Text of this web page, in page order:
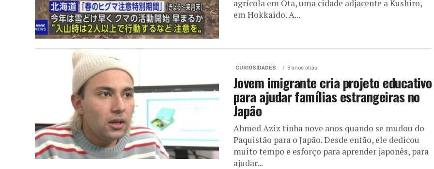
agrícola em Ota, uma cidade adjacente a Kushiro,
em Hokkaido. A...
CURIOSIDADES 3 anos atrás
Jovem imigrante cria projeto educativo
para ajudar famílias estrangeiras no
Japão
Ahmed Aziz tinha nove anos quando se mudou do
Paquistão para o Japão. Desde então, ele dedicou
muito tempo e esforço para aprender japonês, para
ajudar...